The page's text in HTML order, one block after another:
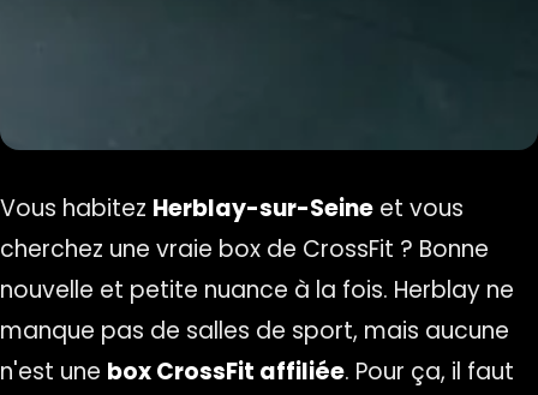
Vous habitez Herblay-sur-Seine et vous
cherchez une vraie box de CrossFit ? Bonne
nouvelle et petite nuance à la fois. Herblay ne
manque pas de salles de sport, mais aucune
n'est une box CrossFit affiliée. Pour ça, il faut